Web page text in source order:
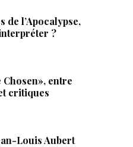
de l’Apocalypse,
?
entre
critiques
Louis Aubert